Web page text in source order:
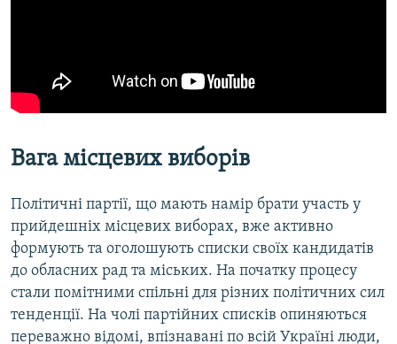
Вага місцевих виборів
Політичні партії, що мають намір брати участь у
прийдешніх місцевих виборах, вже активно
формують та оголошують списки своїх кандидатів
до обласних рад та міських. На початку процесу
стали помітними спільні для різних політичних сил
тенденції. На чолі партійних списків опиняються
переважно відомі, впізнавані по всій Україні люди,